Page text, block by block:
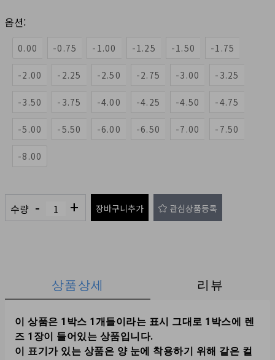
옵션:
0.00 -0.75 -1.00 -1.25 -1.50 -1.75
-2.00 -2.25 -2.50 -2.75 -3.00 -3.25
-3.50 -3.75 -4.00 -4.25 -4.50 -4.75
-5.00 -5.50 -6.00 -6.50 -7.00 -7.50
-8.00
수량 - + 장바구니추가 관심상품등록
상품상세 리뷰
이 상품은 1박스 1개들이라는 표시 그대로 1박스에 렌
즈 1장이 들어있는 상품입니다.
이 표기가 있는 상품은 양 눈에 착용하기 위해 같은 컬